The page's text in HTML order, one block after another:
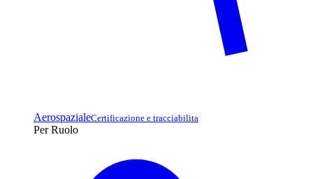
AerospazialeCertificazione e tracciabilita
Per Ruolo